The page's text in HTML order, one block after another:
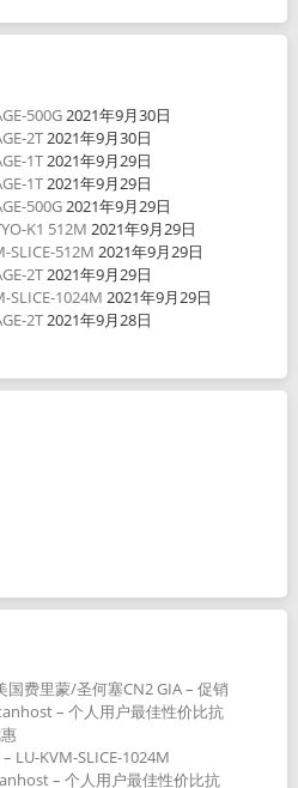
500G2021年9月30日
2T2021年9月30日
1T2021年9月29日
1T2021年9月29日
500G2021年9月29日
K1 512M 2021年9月29日
SLICE-512M 2021年9月29日
2T2021年9月29日
SLICE-1024M 2021年9月29日
2T2021年9月28日
费里蒙/圣何塞CN2 GIA – 促销
– 个人用户最佳性价比抗
LU-KVM-SLICE-1024M
– 个人用户最佳性价比抗